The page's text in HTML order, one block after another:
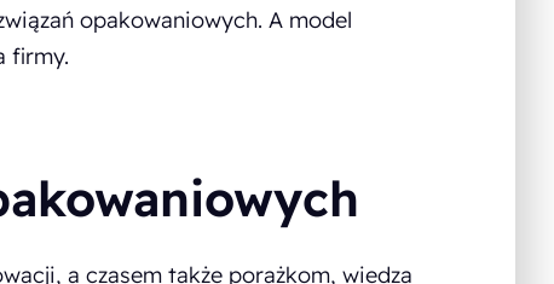
opakowaniowych. A model
firmy.
a czasem także porażkom, wiedza